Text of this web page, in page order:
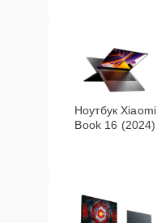
Ноутбук Xiaomi
Book 16 (2024)